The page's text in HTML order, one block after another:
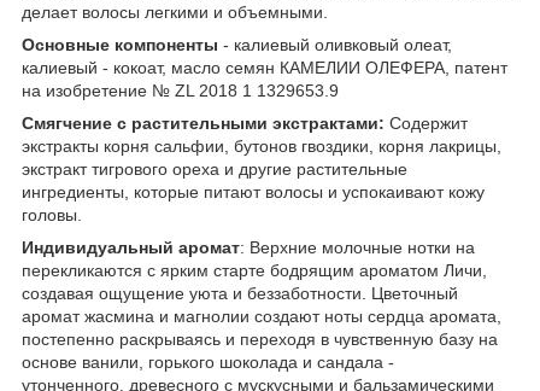
делает волосы легкими и объемными.
Основные компоненты - калиевый оливковый олеат,
калиевый - кокоат, масло семян КАМЕЛИИ ОЛЕФЕРА, патент
на изобретение № ZL 2018 1 1329653.9
Смягчение с растительными экстрактами: Содержит
экстракты корня сальфии, бутонов гвоздики, корня лакрицы,
экстракт тигрового ореха и другие растительные
ингредиенты, которые питают волосы и успокаивают кожу
головы.
Индивидуальный аромат: Верхние молочные нотки на
перекликаются с ярким старте бодрящим ароматом Личи,
создавая ощущение уюта и беззаботности. Цветочный
аромат жасмина и магнолии создают ноты сердца аромата,
постепенно раскрываясь и переходя в чувственную базу на
основе ванили, горького шоколада и сандала -
утонченного, древесного с мускусными и бальзамическими